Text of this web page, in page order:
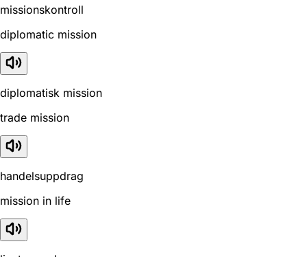
missionskontroll
diplomatic mission
diplomatisk mission
trade mission
handelsuppdrag
mission in life